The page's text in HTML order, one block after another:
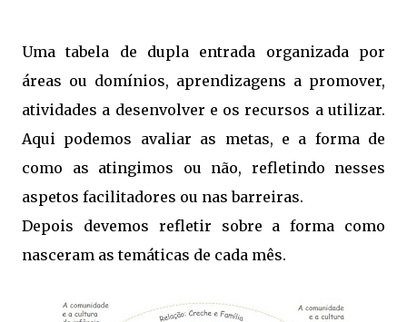
Uma tabela de dupla entrada organizada por
áreas ou domínios, aprendizagens a promover,
atividades a desenvolver e os recursos a utilizar.
Aqui podemos avaliar as metas, e a forma de
como as atingimos ou não, refletindo nesses
aspetos facilitadores ou nas barreiras.
Depois devemos refletir sobre a forma como
nasceram as temáticas de cada mês.